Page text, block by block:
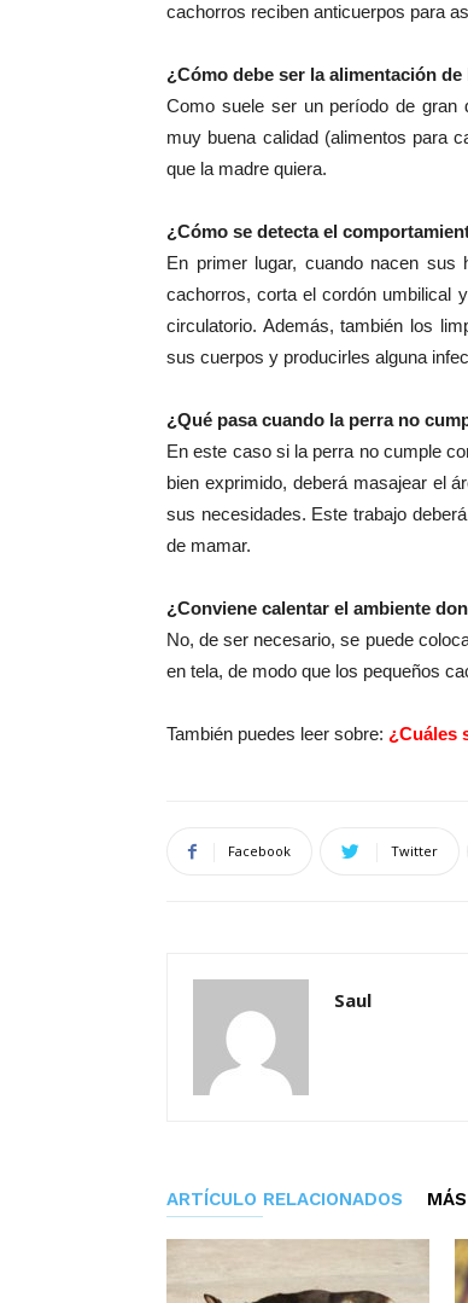
cachorros reciben anticuerpos para
¿Cómo debe ser la alimentación
Como suele ser un período de gran
muy buena calidad (alimentos para
que la madre quiera.
¿Cómo se detecta el
En primer lugar, cuando nacen
cachorros, corta el cordón umbilical
circulatorio. Además, también los
sus cuerpos y producirles alguna
¿Qué pasa cuando la perra no
En este caso si la perra no cumple
bien exprimido, deberá masajear el
sus necesidades. Este trabajo
de mamar.
¿Conviene calentar el ambiente
No, de ser necesario, se puede
en tela, de modo que los pequeños
También puedes leer sobre: ¿Cuáles
Facebook Twitter
Saul
ARTÍCULO RELACIONADOS